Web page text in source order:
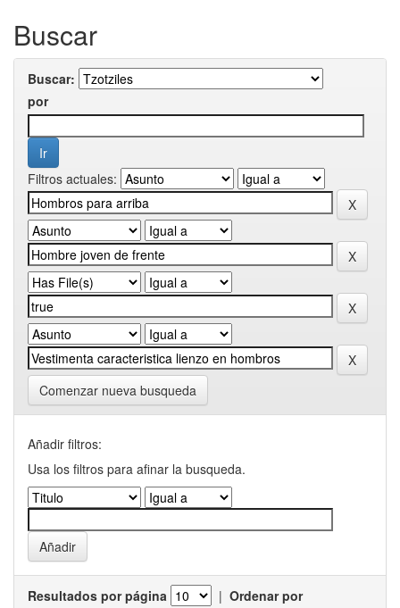
Buscar
Buscar:
por
Filtros actuales:
Comenzar nueva busqueda
Añadir filtros:
Usa los filtros para afinar la busqueda.
Resultados por página | Ordenar por